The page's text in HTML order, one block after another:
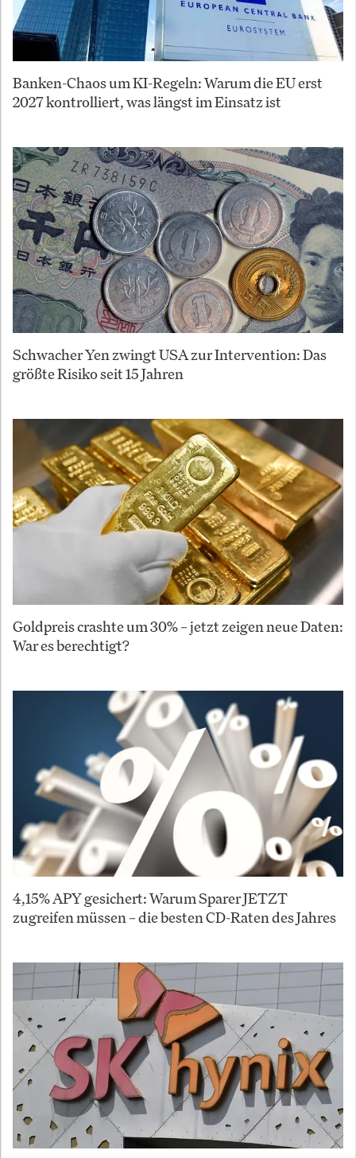
Banken-Chaos um KI-Regeln: Warum die EU erst
2027 kontrolliert, was längst im Einsatz ist
Schwacher Yen zwingt USA zur Intervention: Das
größte Risiko seit 15 Jahren
Goldpreis crashte um 30% – jetzt zeigen neue Daten:
War es berechtigt?
4,15% APY gesichert: Warum Sparer JETZT
zugreifen müssen – die besten CD-Raten des Jahres